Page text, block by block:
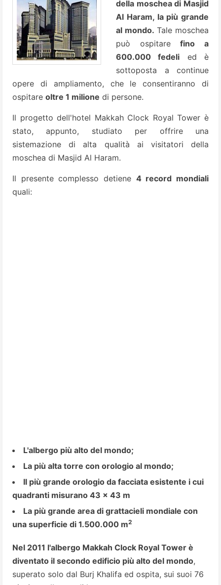
della moschea di Masjid
Al Haram, la più grande
al mondo. Tale moschea
può ospitarefino a
600.000 fedeli ed è
sottoposta a continue
opere di ampliamento, che le consentiranno di
ospitare oltre 1 milione di persone.
Il progetto dell'hotel Makkah Clock Royal Tower è
stato, appunto, studiato per offrire una
sistemazione di alta qualità ai visitatori della
moschea di Masjid Al Haram.
Il presente complesso detiene 4 record mondiali
quali:
L'albergo più alto del mondo;
La più alta torre con orologio al mondo;
Il più grande orologio da facciata esistente i cui
quadranti misurano 43 x 43 m
La più grande area di grattacieli mondiale con
una superficie di 1.500.000 m2
Nel 2011 l'albergo Makkah Clock Royal Tower è
diventato il secondo edificio più alto del mondo,
superato solo dal Burj Khalifa ed ospita, sui suoi 76